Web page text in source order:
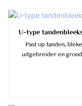
U-type
Past op tanden,
uitgebreider en